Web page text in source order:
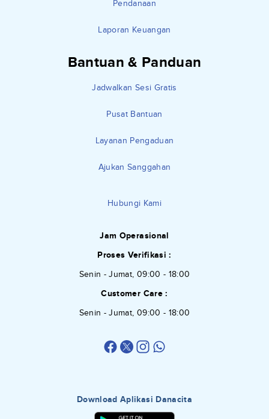
Pendanaan
Laporan Keuangan
Bantuan & Panduan
Jadwalkan Sesi Gratis
Pusat Bantuan
Layanan Pengaduan
Ajukan Sanggahan
Hubungi Kami
Jam Operasional
Proses Verifikasi :
Senin - Jumat, 09:00 - 18:00
Customer Care :
Senin - Jumat, 09:00 - 18:00
Download Aplikasi Danacita